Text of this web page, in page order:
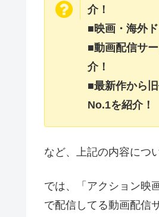
介！
■映画・海外
■動画配信サ
介！
■最新作から
No.1を紹介！
など、上記の内容につ
では、「アクション映
で配信してる動画配信